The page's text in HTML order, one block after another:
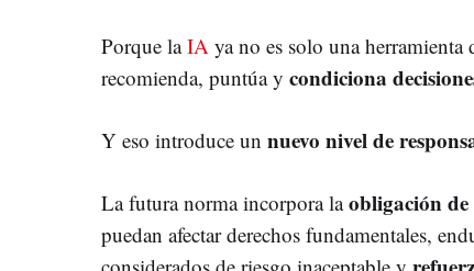
Porque laIA ya no es solo una
recomienda, puntúa y condiciona
Y eso introduce un nuevo nivel de
La futura norma incorpora laobligación
puedan afectar derechos fundamentales,